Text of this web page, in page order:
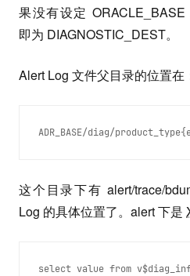
果没有设定 ORACLE_BASE
即为 DIAGNOSTIC_DEST。
Alert Log 文件父目录的位置在
ADR_BASE/diag/
这个目录下有 alert/trace/
Log 的具体位置了。alert 下是
select value from